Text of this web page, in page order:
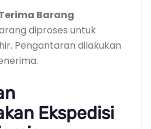
Barang
diproses untuk
Pengantaran dilakukan
Ekspedisi